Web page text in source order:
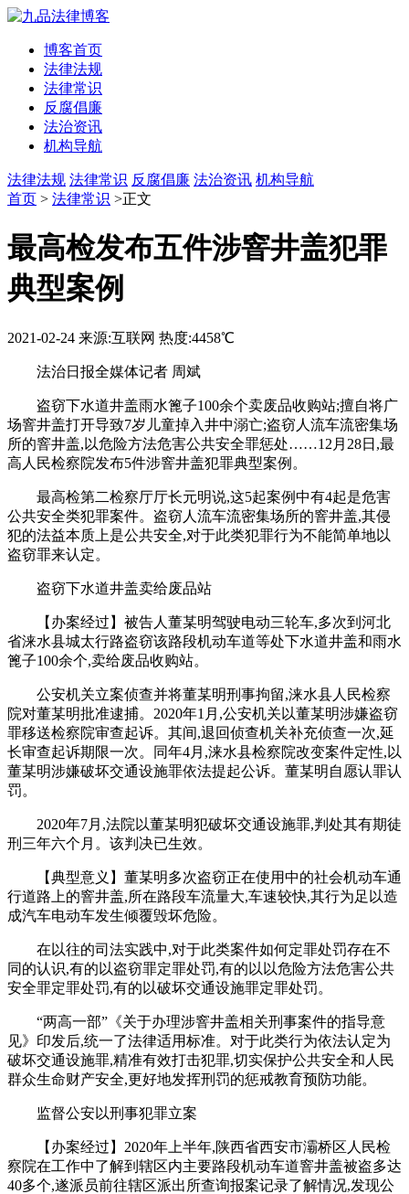
博客首页
法律法规
法律常识
反腐倡廉
法治资讯
机构导航
法律法规 法律常识 反腐倡廉 法治资讯 机构导航
首页 > 法律常识 >正文
最高检发布五件涉窨井盖犯罪
典型案例
2021-02-24 来源:互联网 热度:4458℃
法治日报全媒体记者 周斌
盗窃下水道井盖雨水篦子100余个卖废品收购站;擅自将广
场窨井盖打开导致7岁儿童掉入井中溺亡;盗窃人流车流密集场
所的窨井盖,以危险方法危害公共安全罪惩处……12月28日,最
高人民检察院发布5件涉窨井盖犯罪典型案例。
最高检第二检察厅厅长元明说,这5起案例中有4起是危害
公共安全类犯罪案件。盗窃人流车流密集场所的窨井盖,其侵
犯的法益本质上是公共安全,对于此类犯罪行为不能简单地以
盗窃罪来认定。
盗窃下水道井盖卖给废品站
【办案经过】被告人董某明驾驶电动三轮车,多次到河北
省涞水县城太行路盗窃该路段机动车道等处下水道井盖和雨水
篦子100余个,卖给废品收购站。
公安机关立案侦查并将董某明刑事拘留,涞水县人民检察
院对董某明批准逮捕。2020年1月,公安机关以董某明涉嫌盗窃
罪移送检察院审查起诉。其间,退回侦查机关补充侦查一次,延
长审查起诉期限一次。同年4月,涞水县检察院改变案件定性,以
董某明涉嫌破坏交通设施罪依法提起公诉。董某明自愿认罪认
罚。
2020年7月,法院以董某明犯破坏交通设施罪,判处其有期徒
刑三年六个月。该判决已生效。
【典型意义】董某明多次盗窃正在使用中的社会机动车通
行道路上的窨井盖,所在路段车流量大,车速较快,其行为足以造
成汽车电动车发生倾覆毁坏危险。
在以往的司法实践中,对于此类案件如何定罪处罚存在不
同的认识,有的以盗窃罪定罪处罚,有的以以危险方法危害公共
安全罪定罪处罚,有的以破坏交通设施罪定罪处罚。
“两高一部”《关于办理涉窨井盖相关刑事案件的指导意
见》印发后,统一了法律适用标准。对于此类行为依法认定为
破坏交通设施罪,精准有效打击犯罪,切实保护公共安全和人民
群众生命财产安全,更好地发挥刑罚的惩戒教育预防功能。
监督公安以刑事犯罪立案
【办案经过】2020年上半年,陕西省西安市灞桥区人民检
察院在工作中了解到辖区内主要路段机动车道窨井盖被盗多达
40多个,遂派员前往辖区派出所查询报案记录了解情况,发现公